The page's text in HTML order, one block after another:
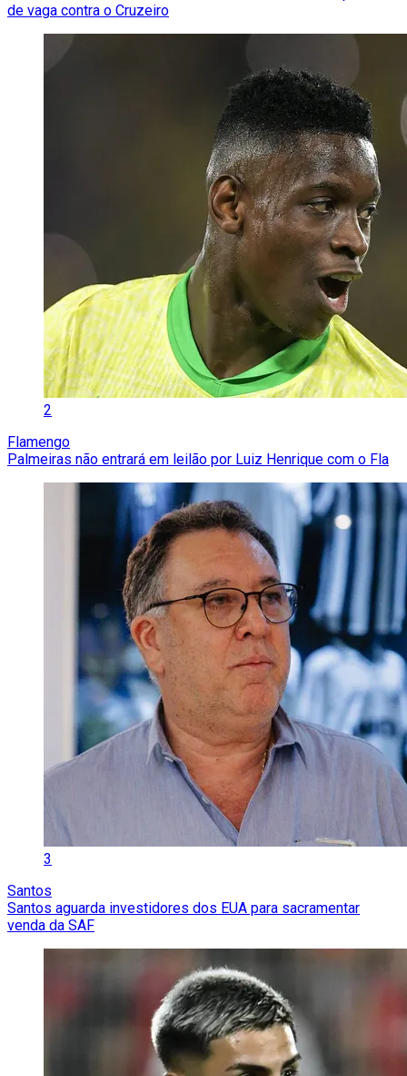
de vaga contra o Cruzeiro
2
Flamengo
Palmeiras não entrará em leilão por Luiz Henrique com o Fla
3
Santos
Santos aguarda investidores dos EUA para sacramentar
venda da SAF